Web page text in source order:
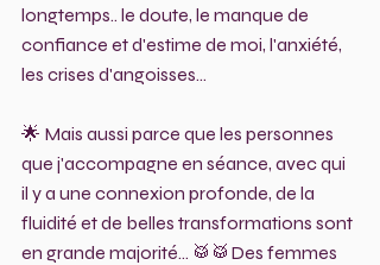
longtemps.. le doute, le manque de
confiance et d'estime de moi, l'anxiété,
les crises d'angoisses...
🌟 Mais aussi parce que les personnes
que j'accompagne en séance, avec qui
il y a une connexion profonde, de la
fluidité et de belles transformations sont
en grande majorité... 🥁🥁Des femmes